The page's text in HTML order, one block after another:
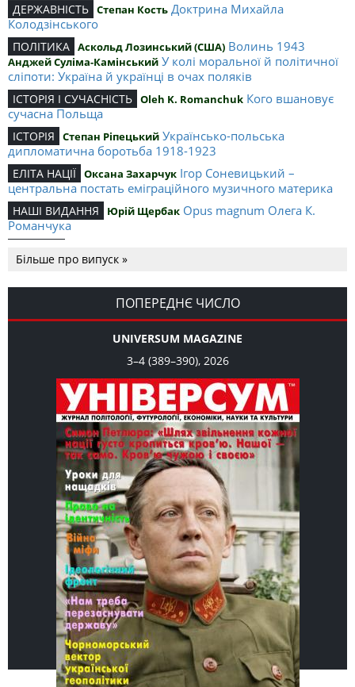
ДЕРЖАВНІСТЬ Степан Кость Доктрина Михайла
Колодзінського
ПОЛІТИКА Аскольд Лозинський (США) Волинь 1943
Анджей Суліма-Камінський У колі моральної й політичної
сліпоти: Україна й українці в очах поляків
ІСТОРІЯ І СУЧАСНІСТЬ Oleh K. Romanchuk Кого вшановує
сучасна Польща
ІСТОРІЯ Степан Ріпецький Українсько-польська
дипломатична боротьба 1918-1923
ЕЛІТА НАЦІЇ Оксана Захарчук Ігор Соневицький –
центральна постать еміграційного музичного материка
НАШІ ВИДАННЯ Юрій Щербак Opus magnum Олега К.
Романчука
Романчука
Editorial Oleh K. Romanchuk Журавель і синиця як
уособлення української політстратегії й тактики
Більше про випуск »
ПОПЕРЕДНЄ ЧИСЛО
UNIVERSUM MAGAZINE
3–4 (389–390), 2026